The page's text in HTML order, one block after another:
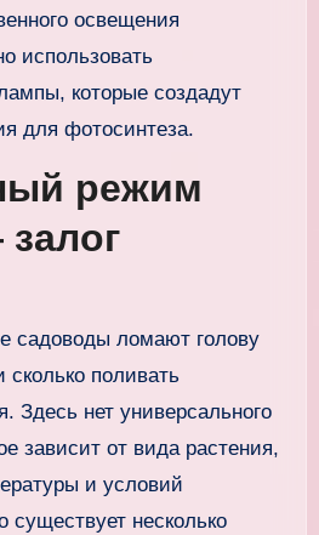
освещения
использовать
которые создадут
для фотосинтеза.
режим
садоводы ломают голову
сколько поливать
Здесь нет универсального
зависит от вида растения,
и условий
существует несколько